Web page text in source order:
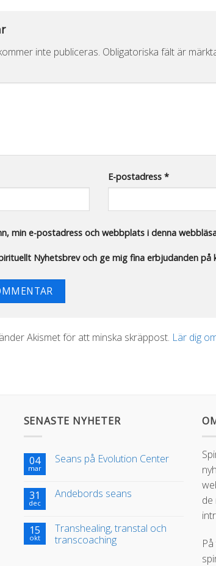
inte publiceras. Obligatoriska fält är
E-postadress *
min e-postadress och webbplats i denna
Nyhetsbrev och ge mig fina erbjudanden
Akismet för att minska skräppost. Lär dig
SENASTE NYHETER
04
mar
Seans på Evolution Center
31
dec
Andebords seans
15
okt
Transhealing, transtal och
transcoaching
de